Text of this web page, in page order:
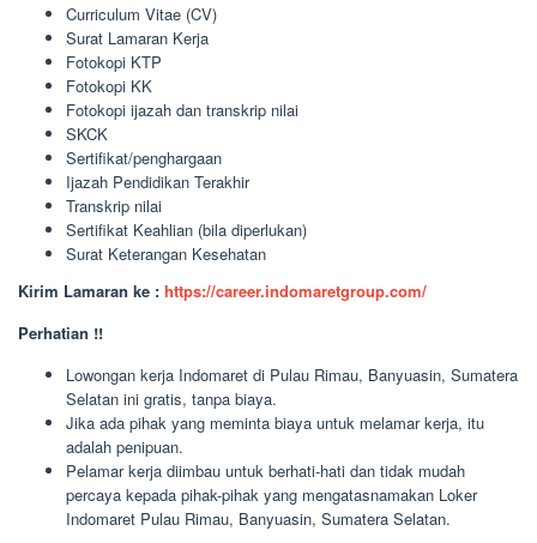
Curriculum Vitae (CV)
Surat Lamaran Kerja
Fotokopi KTP
Fotokopi KK
Fotokopi ijazah dan transkrip nilai
SKCK
Sertifikat/penghargaan
Ijazah Pendidikan Terakhir
Transkrip nilai
Sertifikat Keahlian (bila diperlukan)
Surat Keterangan Kesehatan
Kirim Lamaran ke : https://career.indomaretgroup.com/
Perhatian !!
Lowongan kerja Indomaret di Pulau Rimau, Banyuasin, Sumatera
Selatan ini gratis, tanpa biaya.
Jika ada pihak yang meminta biaya untuk melamar kerja, itu
adalah penipuan.
Pelamar kerja diimbau untuk berhati-hati dan tidak mudah
percaya kepada pihak-pihak yang mengatasnamakan Loker
Indomaret Pulau Rimau, Banyuasin, Sumatera Selatan.